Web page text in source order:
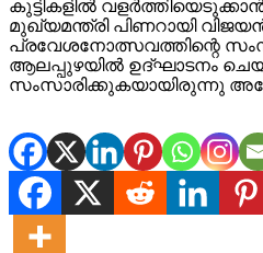
കുട്ടികളിൽ
മുഖ്യമന്ത്രി പിണറായി
പ്രവേശനോത്സവത്തിന്റെ
ആലപ്പുഴയിൽ ഉദ്ഘാടനം
സംസാരിക്കുകയായിരുന്നു